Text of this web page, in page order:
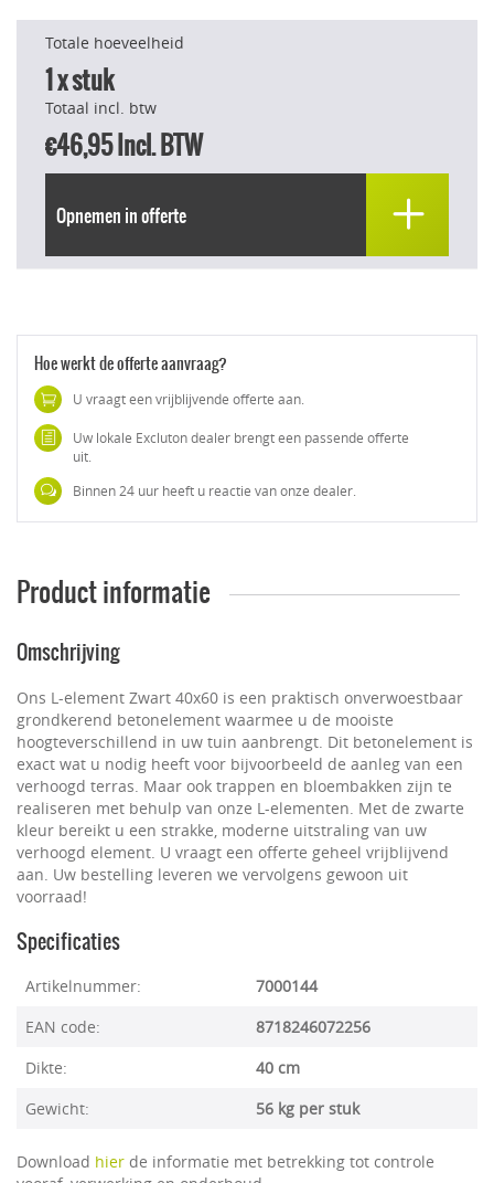
Totale hoeveelheid
1x stuk
Totaal incl. btw
€46,95Incl. BTW
Opnemen in offerte
Hoe werkt de offerte aanvraag?
U vraagt een vrijblijvende offerte aan.
Uw lokale Excluton dealer brengt een passende offerte
uit.
Binnen 24 uur heeft u reactie van onze dealer.
Product informatie
Omschrijving
Ons L-element Zwart 40x60 is een praktisch onverwoestbaar
grondkerend betonelement waarmee u de mooiste
hoogteverschillend in uw tuin aanbrengt. Dit betonelement is
exact wat u nodig heeft voor bijvoorbeeld de aanleg van een
verhoogd terras. Maar ook trappen en bloembakken zijn te
realiseren met behulp van onze L-elementen. Met de zwarte
kleur bereikt u een strakke, moderne uitstraling van uw
verhoogd element. U vraagt een offerte geheel vrijblijvend
aan. Uw bestelling leveren we vervolgens gewoon uit
voorraad!
Specificaties
Artikelnummer:
7000144
EAN code:
8718246072256
Dikte:
40 cm
Gewicht:
56 kg per stuk
Download hier de informatie met betrekking tot controle